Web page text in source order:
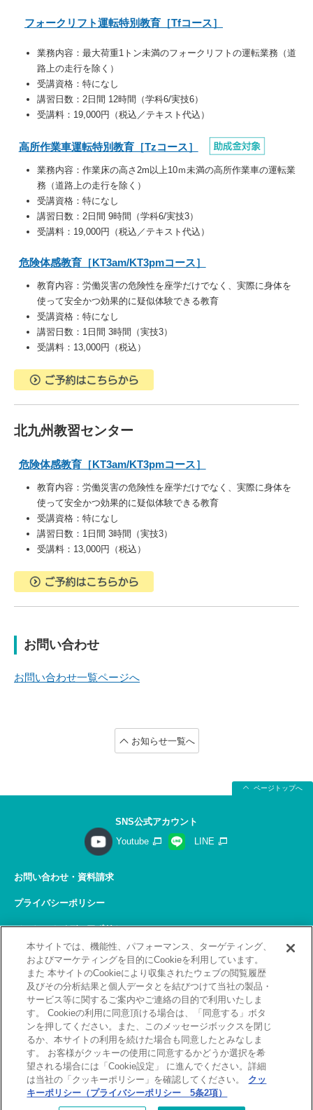
フォークリフト運転特別教育［Tfコース］
業務内容： 最大荷重1トン未満のフォークリフトの運転業務（道
路上の走行を除く）
受講資格：特になし
講習日数：2日間 12時間（学科6/実技6）
受講料：19,000円（税込／テキスト代込）
高所作業車運転特別教育［Tzコース］
業務内容： 作業床の高さ2m以上10ｍ未満の高所作業車の運転業
務（道路上の走行を除く）
受講資格：特になし
講習日数：2日間 9時間（学科6/実技3）
受講料：19,000円（税込／テキスト代込）
危険体感教育［KT3am/KT3pmコース］
教育内容： 労働災害の危険性を座学だけでなく、実際に身体を
使って安全かつ効果的に疑似体験できる教育
受講資格：特になし
講習日数：1日間 3時間（実技3）
受講料：13,000円（税込）
北九州教習センター
危険体感教育［KT3am/KT3pmコース］
教育内容： 労働災害の危険性を座学だけでなく、実際に身体を
使って安全かつ効果的に疑似体験できる教育
受講資格：特になし
講習日数：1日間 3時間（実技3）
受講料：13,000円（税込）
お問い合わせ
お問い合わせ一覧ページへ
お知らせ一覧へ
ページトップへ
SNS公式アカウント
Youtube
LINE
お問い合わせ・資料請求
プライバシーポリシー
ソーシャルメディアポリシー
サイトの利用について
サイトマップ
関連リンク
採用情報
Copyright(C) 2026 Kobelco Training Services Co,.Ltd.
All rights reserved.
[北九州]
本サイトでは、機能性、パフォーマンス、ターゲティング、
およびマーケティングを目的にCookieを利用しています。
また 本サイトのCookieにより収集されたウェブの閲覧履歴
及びその分析結果と個人データとを結びつけて当社の製品・
サービス等に関するご案内やご連絡の目的で利用いたしま
す。 Cookieの利用に同意頂ける場合は、「同意する」ボタ
ンを押してください。また、このメッセージボックスを閉じ
るか、本サイトの利用を続けた場合も同意したとみなしま
す。 お客様がクッキーの使用に同意するかどうか選択を希
望される場合には「Cookie設定」 に進んでください。詳細
は当社の「クッキーポリシー」を確認してください。
クッ
キーポリシー（プライバシーポリシー 5条2項）